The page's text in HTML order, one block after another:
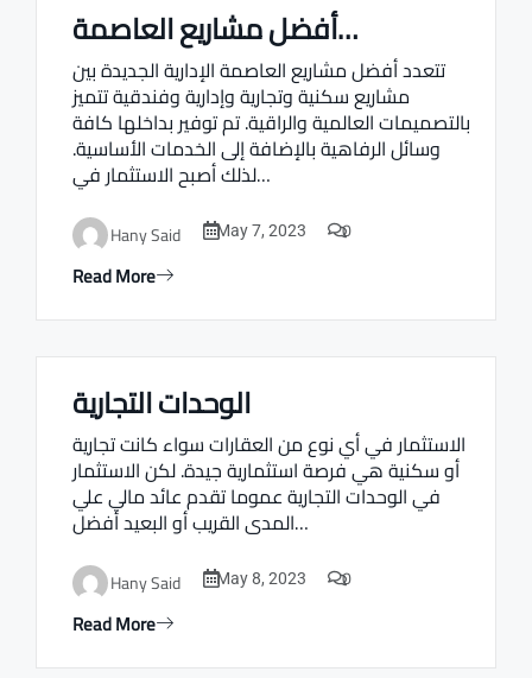
Real estate Estate ville أفضل مشاريع العاصمة…
تتعدد أفضل مشاريع العاصمة الإدارية الجديدة بين
مشاريع سكنية وتجارية وإدارية وفندقية تتميز
بالتصميمات العالمية والراقية. تم توفير بداخلها كافة
وسائل الرفاهية بالإضافة إلى الخدمات الأساسية.
لذلك أصبح الاستثمار في…
Hany Said May 7, 2023 0
Read More
Real estate Estate ville
الوحدات التجارية
الاستثمار في أي نوع من العقارات سواء كانت تجارية
أو سكنية هي فرصة استثمارية جيدة. لكن الاستثمار
في الوحدات التجارية عموما تقدم عائد مالي علي
المدى القريب أو البعيد أفضل…
Hany Said May 8, 2023 0
Read More